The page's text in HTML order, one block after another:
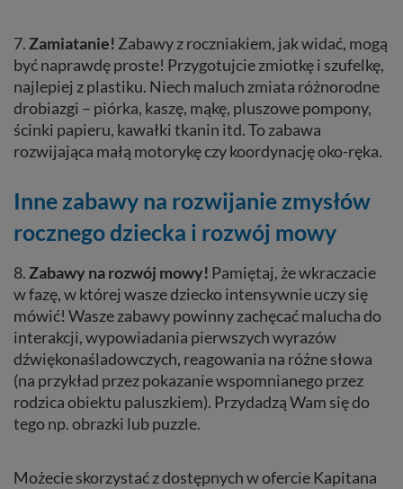
7.Zamiatanie! Zabawy z roczniakiem, jak widać, mogą
być naprawdę proste! Przygotujcie zmiotkę i szufelkę,
najlepiej z plastiku. Niech maluch zmiata różnorodne
drobiazgi – piórka, kaszę, mąkę, pluszowe pompony,
ścinki papieru, kawałki tkanin itd. To zabawa
rozwijająca małą motorykę czy koordynację oko-ręka.
Inne zabawy na rozwijanie zmysłów
rocznego dziecka i rozwój mowy
8.Zabawy na rozwój mowy! Pamiętaj, że wkraczacie
w fazę, w której wasze dziecko intensywnie uczy się
mówić! Wasze zabawy powinny zachęcać malucha do
interakcji, wypowiadania pierwszych wyrazów
dźwiękonaśladowczych, reagowania na różne słowa
(na przykład przez pokazanie wspomnianego przez
rodzica obiektu paluszkiem). Przydadzą Wam się do
tego np. obrazki lub puzzle.
Możecie skorzystać z dostępnych w ofercie Kapitana